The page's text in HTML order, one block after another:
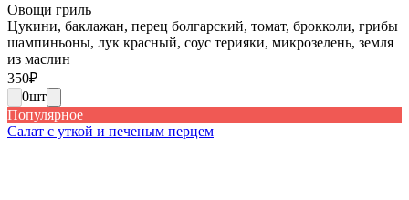
Овощи гриль
Цукини, баклажан, перец болгарский, томат, брокколи, грибы
шампиньоны, лук красный, соус терияки, микрозелень, земля
из маслин
350₽
0шт
Популярное
Салат с уткой и печеным перцем